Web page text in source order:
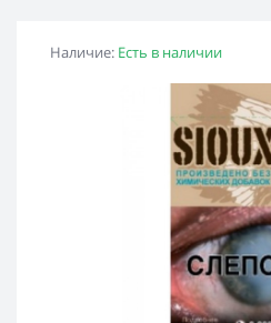
Наличие: Есть в наличии